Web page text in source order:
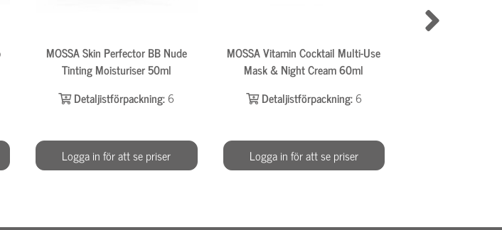
MOSSA Skin Perfector BB Nude
Tinting Moisturiser 50ml
Detaljistförpackning:6
Logga in för att se priser
MOSSA Vitamin Cocktail Multi-Use
Mask & Night Cream 60ml
Detaljistförpackning:6
Logga in för att se priser